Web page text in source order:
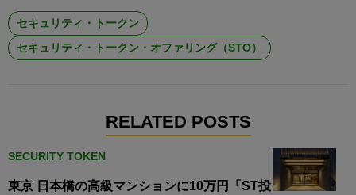
セキュリティ・トークン
セキュリティ・トークン・オファリング（STO）
RELATED POSTS
SECURITY TOKEN
東京 日本橋の高級マンションに10万円「ST投